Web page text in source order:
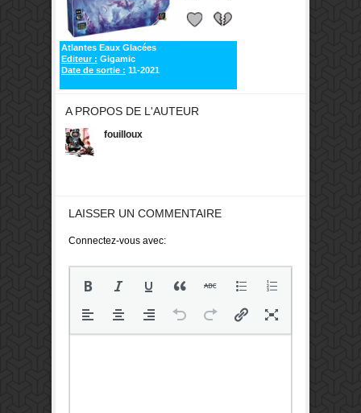
Atlantes Eaux Glacées
Editeur : Gigamic
Date de sortie : 11-2021
A PROPOS DE L'AUTEUR
fouilloux
LAISSER UN COMMENTAIRE
Connectez-vous avec: